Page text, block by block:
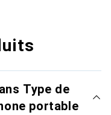
Type de
portable